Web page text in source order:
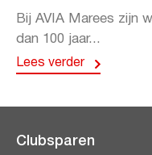
Bij AVIA Marees zijn
dan 100 jaar...
Lees verder
Clubsparen